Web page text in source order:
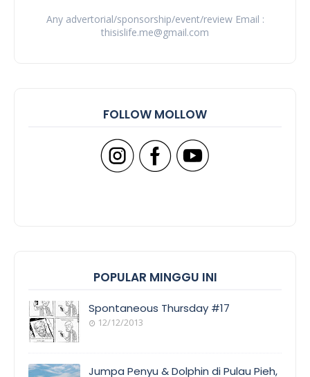
Any advertorial/sponsorship/event/review Email :
thisislife.me@gmail.com
FOLLOW MOLLOW
POPULAR MINGGU INI
Spontaneous Thursday #17
12/12/2013
Jumpa Penyu & Dolphin di Pulau Pieh,